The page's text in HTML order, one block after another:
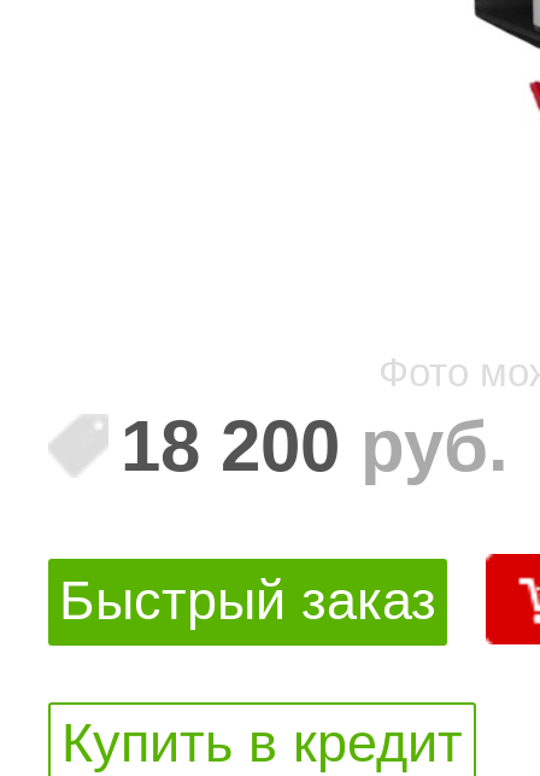
18 200 руб.
Быстрый заказ
Купить в кредит
Фото